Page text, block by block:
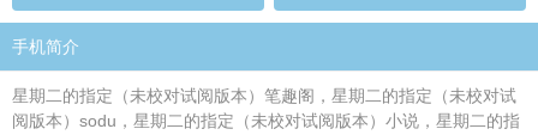
手机简介
星期二的指定（未校对试阅版本）笔趣阁，星期二的指定（未校对试
阅版本）sodu，星期二的指定（未校对试阅版本）小说，星期二的指